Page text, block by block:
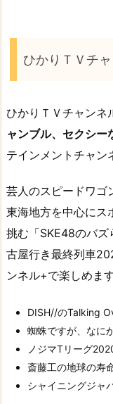
ひかりＴＶチ
ひかりＴＶチャンネ
ャンブル、セクシー
テインメントチャン
芸人のスピードワゴ
東海地方を中心にス
挑む「SKE48のバズ
古屋行き最終列車
ンネル+で楽しめます
DISH//のTalking
蜘蛛ですが、なに
ノジマTリーグ
斎藤工の地球の寿
シャイニングジャ